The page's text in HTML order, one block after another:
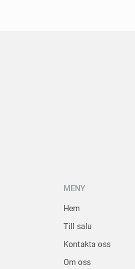
MENY
Hem
Till salu
Kontakta oss
Om oss